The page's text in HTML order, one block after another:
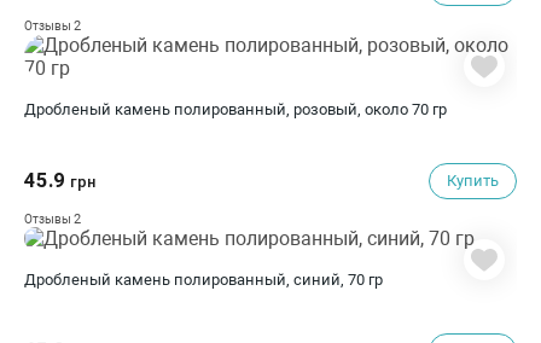
Отзывы 2
Дробленый камень полированный, розовый, около 70 гр
45.9 грн Купить
Отзывы 2
Дробленый камень полированный, синий, 70 гр